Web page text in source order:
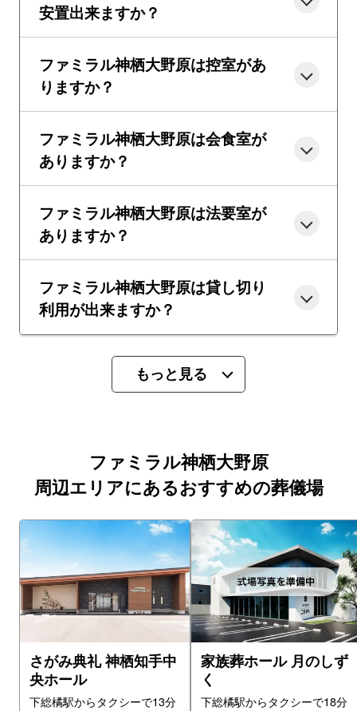
安置出来ますか？
ファミラル神栖大野原は控室があ
りますか？
ファミラル神栖大野原は会食室が
ありますか？
ファミラル神栖大野原は法要室が
ありますか？
ファミラル神栖大野原は貸し切り
利用が出来ますか？
もっと見る
ファミラル神栖大野原
周辺エリアにあるおすすめの葬儀場
さがみ典礼 神栖知手中
央ホール
下総橘駅からタクシーで13分
家族葬ホール 月のしず
く
下総橘駅からタクシーで18分